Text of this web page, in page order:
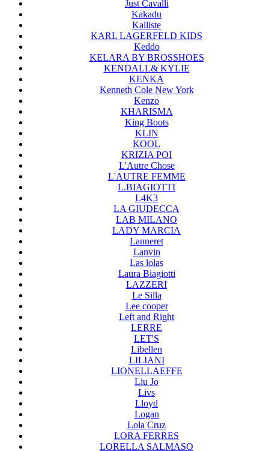
Just Cavalli
Kakadu
Kalliste
KARL LAGERFELD KIDS
Keddo
KELARA BY BROSSHOES
KENDALL& KYLIE
KENKA
Kenneth Cole New York
Kenzo
KHARISMA
King Boots
KLIN
KOOL
KRIZIA POI
L'Autre Chose
L'AUTRE FEMME
L.BIAGIOTTI
L4K3
LA GIUDECCA
LAB MILANO
LADY MARCIA
Lanneret
Lanvin
Las lolas
Laura Biagiotti
LAZZERI
Le Silla
Lee cooper
Left and Right
LERRE
LET'S
Libellen
LILIANI
LIONELLAEFFE
Liu Jo
Livs
Lloyd
Logan
Lola Cruz
LORA FERRES
LORELLA SALMASO